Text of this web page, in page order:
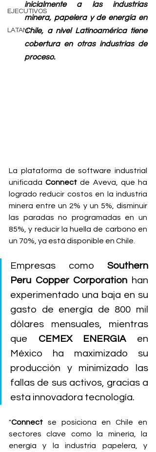
EJECUTIVOS
LATAM
inicialmente a las industrias
minera, papelera y de energía en
Chile, a nivel Latinoamérica tiene
cobertura en otras industrias de
proceso.
La plataforma de software industrial
unificada Connect de Aveva, que ha
logrado reducir costos en la industria
minera entre un 2% y un 5%, disminuir
las paradas no programadas en un
85%, y reducir la huella de carbono en
un 70%, ya está disponible en Chile.
Empresas como Southern
Peru Copper Corporation han
experimentado una baja en su
gasto de energía de 800 mil
dólares mensuales, mientras
que CEMEX ENERGIA en
México ha maximizado su
producción y minimizado las
fallas de sus activos, gracias a
esta innovadora tecnología.
"Connect se posiciona en Chile en
sectores clave como la minería, la
energía y la industria papelera, y